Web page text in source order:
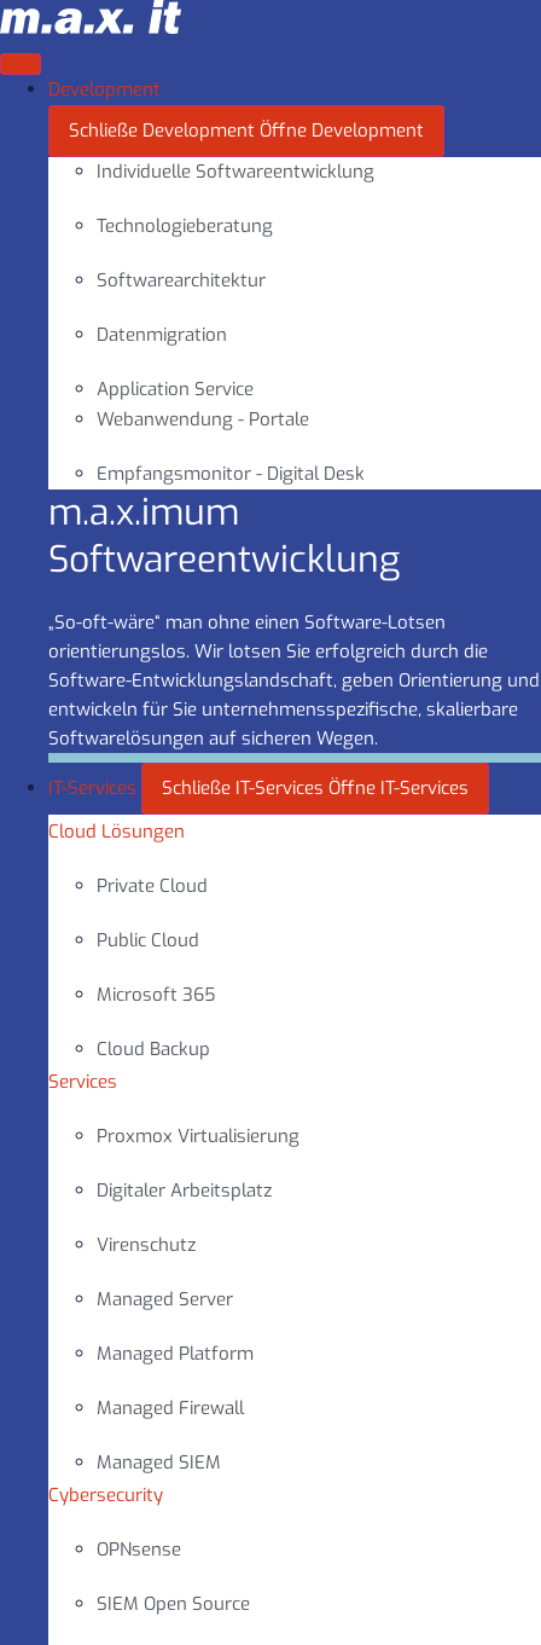
Zum
springen
Development
Schließe Development Öffne Development
Individuelle Softwareentwicklung
Technologieberatung
Softwarearchitektur
Datenmigration
Application Service
Webanwendung - Portale
Empfangsmonitor - Digital Desk
m.a.x.imum
Software­entwicklung
„So-oft-wäre“ man ohne einen Software-Lotsen
orientierungslos. Wir lotsen Sie erfolgreich durch die
Software-Entwicklungslandschaft, geben Orientierung und
entwickeln für Sie unternehmensspezifische, skalierbare
Softwarelösungen auf sicheren Wegen.
IT-Services Schließe IT-Services Öffne IT-Services
Cloud Lösungen
Private Cloud
Public Cloud
Microsoft 365
Cloud Backup
Services
Proxmox Virtualisierung
Digitaler Arbeitsplatz
Virenschutz
Managed Server
Managed Platform
Managed Firewall
Managed SIEM
Cybersecurity
OPNsense
SIEM Open Source